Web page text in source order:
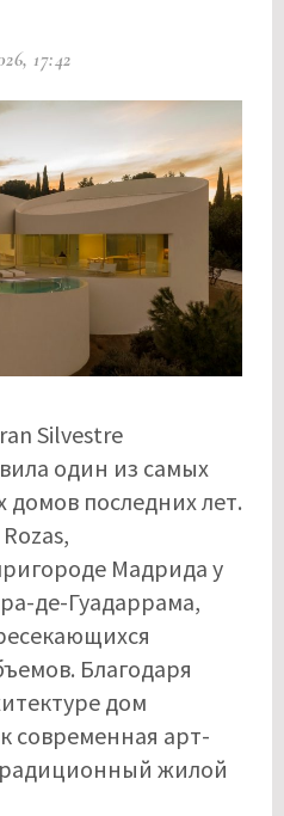
17:42
Silvestre
один из самых
последних лет.
Мадрида у
де-Гуадаррама,
Благодаря
дом
современная арт-
жилой